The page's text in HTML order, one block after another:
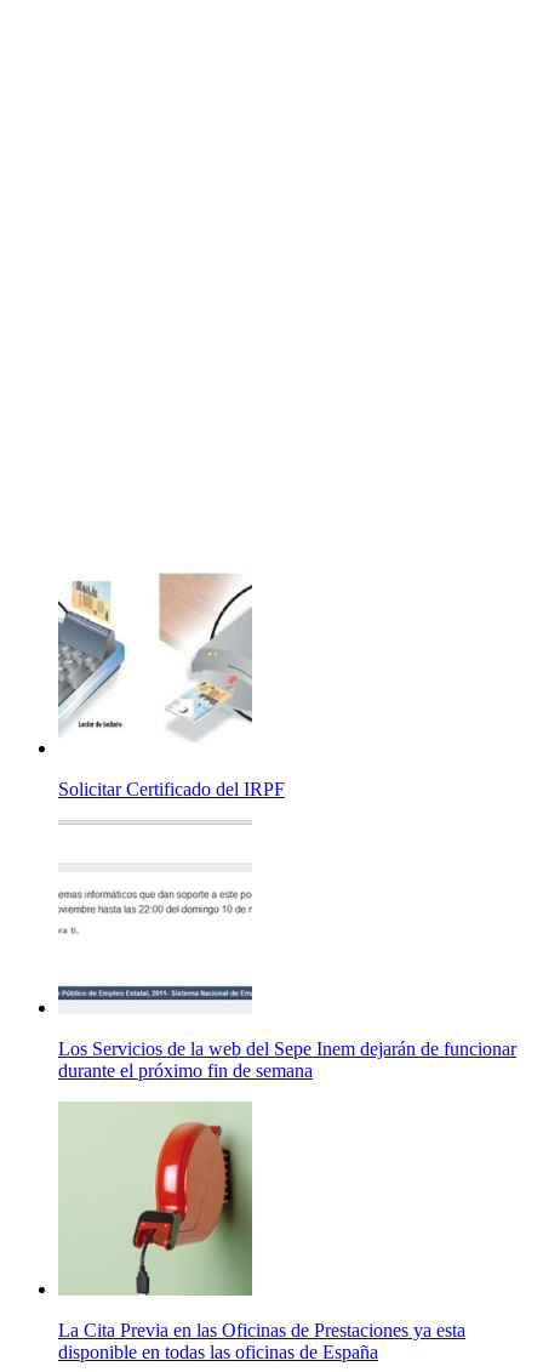
Solicitar Certificado del IRPF
Los Servicios de la web del Sepe Inem dejarán de funcionar
durante el próximo fin de semana
La Cita Previa en las Oficinas de Prestaciones ya esta
disponible en todas las oficinas de España